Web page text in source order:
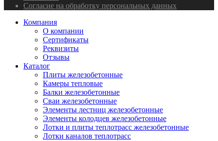
Согласие на обработку персональных данных
Компания
О компании
Сертификаты
Реквизиты
Отзывы
Каталог
Плиты железобетонные
Камеры тепловые
Балки железобетонные
Сваи железобетонные
Элементы лестниц железобетонные
Элементы колодцев железобетонные
Лотки и плиты теплотрасс железобетонные
Лотки каналов теплотрасс